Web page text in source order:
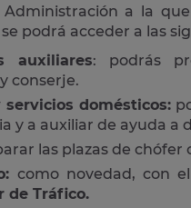
a la
podrá acceder a las
auxiliares: podrás
conserje.
domésticos:
y a auxiliar de ayuda a
las plazas de
como novedad, con
de Tráfico.